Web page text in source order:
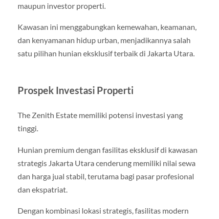
maupun investor properti.
Kawasan ini menggabungkan kemewahan, keamanan,
dan kenyamanan hidup urban, menjadikannya salah
satu pilihan hunian eksklusif terbaik di Jakarta Utara.
Prospek Investasi Properti
The Zenith Estate memiliki potensi investasi yang
tinggi.
Hunian premium dengan fasilitas eksklusif di kawasan
strategis Jakarta Utara cenderung memiliki nilai sewa
dan harga jual stabil, terutama bagi pasar profesional
dan ekspatriat.
Dengan kombinasi lokasi strategis, fasilitas modern